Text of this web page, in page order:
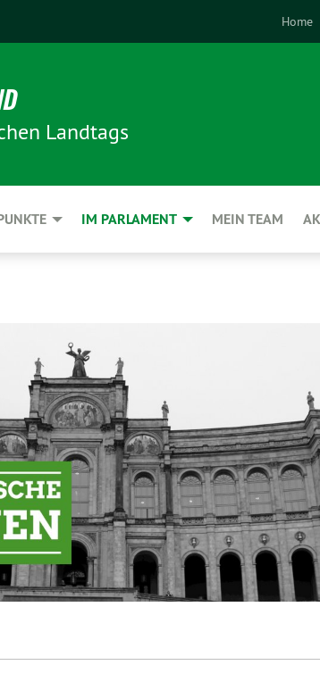
Home
Landtags
IM PARLAMENT MEIN TEAM